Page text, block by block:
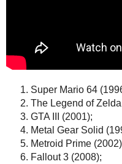
Super Mario 64
The Legend of
GTA III (2001);
Metal Gear Solid
Metroid Prime
Fallout 3 (2008);